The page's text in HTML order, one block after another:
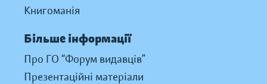
Книгоманія
Більше інформації
Про ГО “Форум видавців”
Презентаційні матеріали